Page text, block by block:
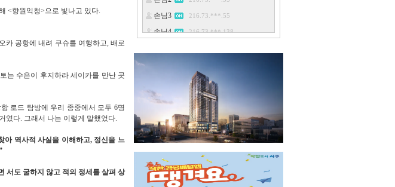
<향원익청>으로 빛나고 있다.
카 공항에 내려 쿠슈를 여행하고,배로
는 수은이 후지하라 세이카를 만난 곳
로드 탐방에 우리 종중에서 모두 6명
였다. 그래서 나는 이렇게 말했었다.
아 역사적 사실을 이해하고, 정신을 느
서도 굴하지 않고 적의 정세를 살펴 상